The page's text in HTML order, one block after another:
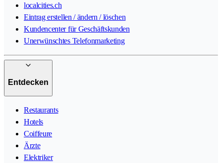
localcities.ch
Eintrag erstellen / ändern / löschen
Kundencenter für Geschäftskunden
Unerwünschtes Telefonmarketing
Entdecken
Restaurants
Hotels
Coiffeure
Ärzte
Elektriker